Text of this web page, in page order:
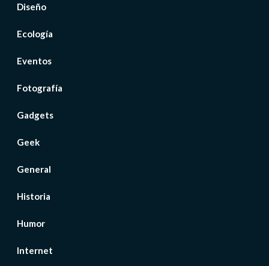
Diseño
Ecología
Eventos
Fotografía
Gadgets
Geek
General
Historia
Humor
Internet